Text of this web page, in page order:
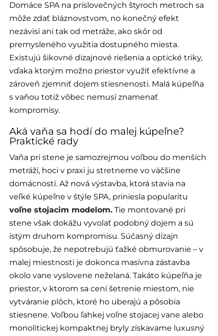
Domáce SPA na príslovečných štyroch metroch sa
môže zdať bláznovstvom, no konečný efekt
nezávisí ani tak od metráže, ako skôr od
premysleného využitia dostupného miesta.
Existujú šikovné dizajnové riešenia a optické triky,
vďaka ktorým možno priestor využiť efektívne a
zároveň zjemniť dojem stiesnenosti. Malá kúpeľňa
s vaňou totiž vôbec nemusí znamenať
kompromisy.
Aká vaňa sa hodí do malej kúpeľne?
Praktické rady
Vaňa pri stene je samozrejmou voľbou do menších
metráží, hoci v praxi ju stretneme vo väčšine
domácností. Až nová výstavba, ktorá stavia na
veľké kúpeľne v štýle SPA, priniesla popularitu
voľne stojacim modelom. Tie montované pri
stene však dokážu vyvolať podobný dojem a sú
istým druhom kompromisu. Súčasný dizajn
spôsobuje, že nepotrebujú ťažké obmurovanie – v
malej miestnosti je dokonca masívna zástavba
okolo vane vyslovene neželaná. Takáto kúpeľňa je
priestor, v ktorom sa cení šetrenie miestom, nie
vytváranie plôch, ktoré ho uberajú a pôsobia
stiesnene. Voľbou ľahkej voľne stojacej vane alebo
monolitickej kompaktnej bryly získavame luxusný